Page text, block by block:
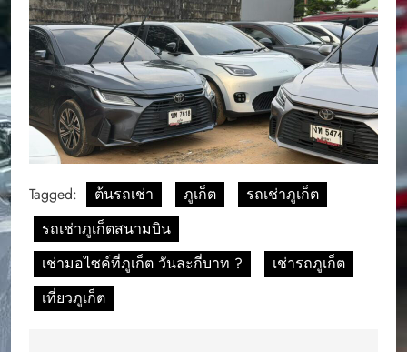
Tagged: ต้นรถเช่า ภูเก็ต
รถเช่าภูเก็ต
รถเช่าภูเก็ตสนามบิน
เช่ามอไซค์ที่ภูเก็ต วันละกี่บาท ?
เช่ารถภูเก็ต
เที่ยวภูเก็ต